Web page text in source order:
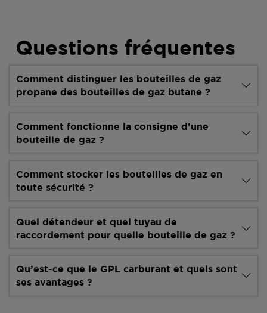
Questions fréquentes
Comment distinguer les bouteilles de gaz
propane des bouteilles de gaz butane ?
Comment fonctionne la consigne d’une
bouteille de gaz ?
Comment stocker les bouteilles de gaz en
toute sécurité ?
Quel détendeur et quel tuyau de
raccordement pour quelle bouteille de gaz ?
Qu’est-ce que le GPL carburant et quels sont
ses avantages ?